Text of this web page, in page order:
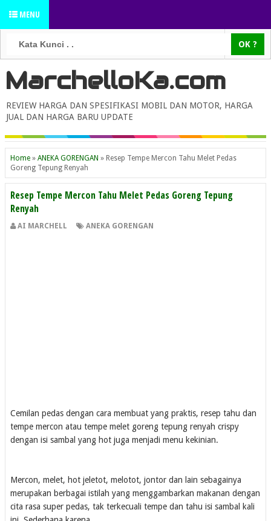
MENU
MarchelloKa.com
REVIEW HARGA DAN SPESIFIKASI MOBIL DAN MOTOR, HARGA
JUAL DAN HARGA BARU UPDATE
Home » ANEKA GORENGAN » Resep Tempe Mercon Tahu Melet Pedas
Goreng Tepung Renyah
Resep Tempe Mercon Tahu Melet Pedas Goreng Tepung
Renyah
AI MARCHELL ANEKA GORENGAN
Cemilan pedas dengan cara membuat yang praktis, resep tahu dan
tempe mercon atau tempe melet goreng tepung renyah crispy
dengan isi sambal yang hot juga menjadi menu kekinian.
Mercon, melet, hot jeletot, melotot, jontor dan lain sebagainya
merupakan berbagai istilah yang menggambarkan makanan dengan
cita rasa super pedas, tak terkecuali tempe dan tahu isi sambal kali